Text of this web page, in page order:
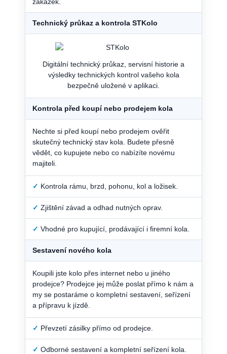
Technický průkaz a kontrola STKolo
Digitální technický průkaz, servisní historie a
výsledky technických kontrol vašeho kola
bezpečně uložené v aplikaci.
Kontrola před koupí nebo prodejem kola
Nechte si před koupí nebo prodejem ověřit
skutečný technický stav kola. Budete přesně
vědět, co kupujete nebo co nabízíte novému
majiteli.
✓ Kontrola rámu, brzd, pohonu, kol a ložisek.
✓ Zjištění závad a odhad nutných oprav.
✓ Vhodné pro kupující, prodávající i firemní kola.
Sestavení nového kola
Koupili jste kolo přes internet nebo u jiného
prodejce? Prodejce jej může poslat přímo k nám a
my se postaráme o kompletní sestavení, seřízení
a přípravu k jízdě.
✓ Převzetí zásilky přímo od prodejce.
✓ Odborné sestavení a kompletní seřízení kola.